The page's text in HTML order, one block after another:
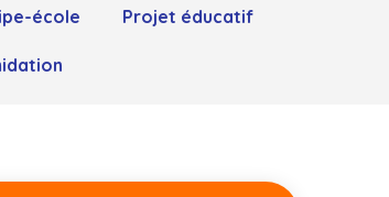
école Projet éducatif